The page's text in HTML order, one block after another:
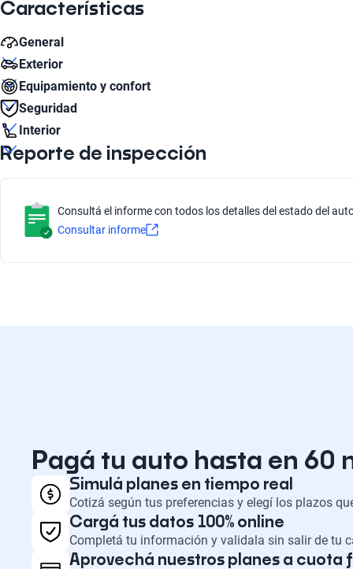
Características
General
5
88
Caballos de Fuerza
Exterior
5
Número de Puertas
Tipo de Rin
Halogeno
Tipo de bulbo luz baja
Equipamiento y confort
Sí
Aire acondicionado
Seguridad
2
Cantidad de discos de freno
Interior
5
Número de Pasajeros
Reporte de inspección
Consultá el informe con todos los detalles del estado del
Consultar informe
Pagá tu auto hasta en 60
Simulá planes en tiempo real
Cotizá según tus preferencias y elegí los plazos
Cargá tus datos 100% online
Completá tu información y validala sin salir de tu
Aprovechá nuestros planes a cuota